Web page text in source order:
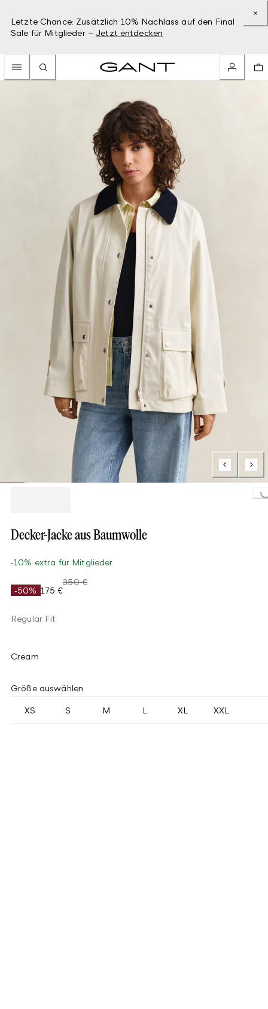
Letzte Chance: Zusätzlich 10% Nachlass auf den Final
Sale für Mitglieder – Jetzt entdecken
Loading...
Decker-Jacke aus Baumwolle
-10% extra für Mitglieder
-50% 175 €
350 €
Regular Fit
Cream
Größe auswählen
XS S M L XL XXL